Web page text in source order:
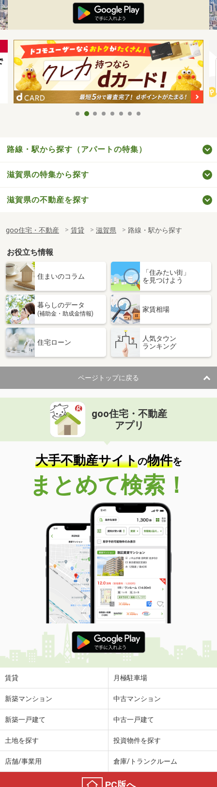
路線・駅から探す（アパートの特集）
滋賀県の特集から探す
滋賀県の不動産を探す
goo住宅・不動産 賃貸 滋賀県 路線・駅から探す
お役立ち情報
住まいのコラム
「住みたい街」
を見つけよう
暮らしのデータ
(補助金・助成金情報)
家賃相場
住宅ローン
人気タウン
ランキング
ページトップに戻る
goo住宅・不動産
アプリ
大手不動産サイトの物件を
まとめて検索！
賃貸 月極駐車場
新築マンション 中古マンション
新築一戸建て 中古一戸建て
土地を探す 投資物件を探す
店舗/事業用 倉庫/トランクルーム
PC版へ